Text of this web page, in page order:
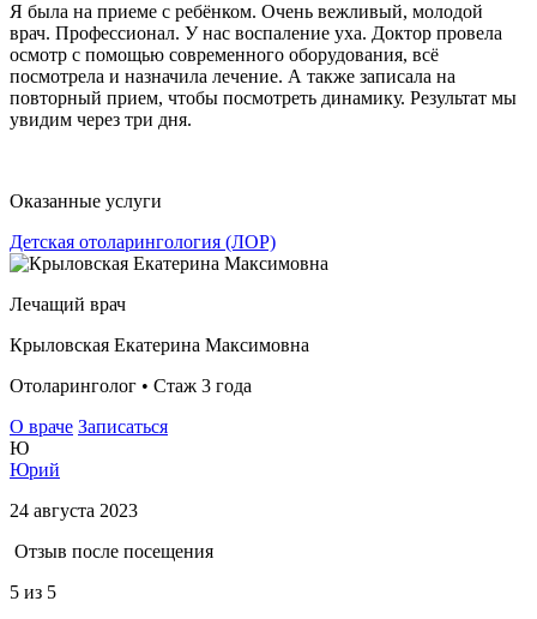
Я была на приеме с ребёнком. Очень вежливый, молодой
врач. Профессионал. У нас воспаление уха. Доктор провела
осмотр с помощью современного оборудования, всё
посмотрела и назначила лечение. А также записала на
повторный прием, чтобы посмотреть динамику. Результат мы
увидим через три дня.
Оказанные услуги
Детская отоларингология (ЛОР)
Лечащий врач
Крыловская Екатерина Максимовна
Отоларинголог • Стаж 3 года
О враче Записаться
Ю
Юрий
24 августа 2023
Отзыв после посещения
5 из 5